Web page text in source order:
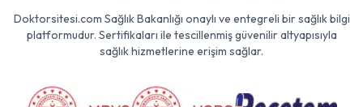
Doktorsitesi.com Sağlık Bakanlığı onaylı ve entegreli bir sağlık bilgi
platformudur. Sertifikaları ile tescillenmiş güvenilir altyapısıyla
sağlık hizmetlerine erişim sağlar.